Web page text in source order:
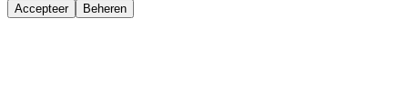
Accepteer Beheren